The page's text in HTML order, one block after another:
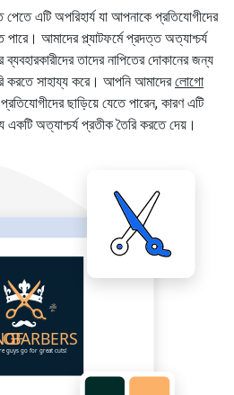
এটি অপরিহার্য যা আপনাকে প্রতিযোগীদের
আমাদের প্ল্যাটফর্মে প্রদত্ত অত্যাশ্চর্য
তাদের নাপিতের দোকানের জন্য
করতে সাহায্য করে। আপনি আমাদেরলোগো
ছাড়িয়ে যেতে পারেন, কারণ এটি
একটি অত্যাশ্চর্য প্রতীক তৈরি করতে দেয়।